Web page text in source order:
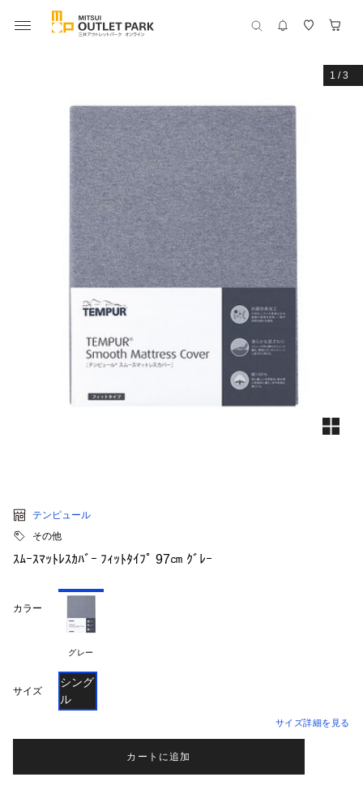
1 /3
テンピュール
その他
ｽﾑｰｽﾏｯﾄﾚｽｶﾊﾞｰ ﾌｨｯﾄﾀｲﾌﾟ 97㎝ ｸﾞﾚｰ
カラー
グレー
サイズ
シング
ル
サイズ詳細を見る
カートに追加